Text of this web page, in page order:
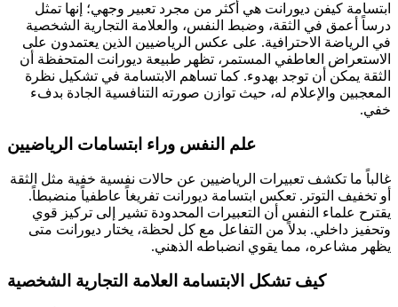
ابتسامة كيفن ديورانت هي أكثر من مجرد تعبير وجهي؛ إنها تمثل
درساً أعمق في الثقة، وضبط النفس، والعلامة التجارية الشخصية
في الرياضة الاحترافية. على عكس الرياضيين الذين يعتمدون على
الاستعراض العاطفي المستمر، تظهر طبيعة ديورانت المتحفظة أن
الثقة يمكن أن توجد بهدوء. كما تساهم الابتسامة في تشكيل نظرة
المعجبين والإعلام له، حيث توازن صورته التنافسية الجادة بدفء
خفي.
علم النفس وراء ابتسامات الرياضيين
غالباً ما تكشف تعبيرات الرياضيين عن حالات نفسية خفية مثل الثقة
أو تخفيف التوتر. تعكس ابتسامة ديورانت تفريغاً عاطفياً منضبطاً.
يقترح علماء النفس أن التعبيرات المحدودة تشير إلى تركيز قوي
وتحفيز داخلي. بدلاً من التفاعل مع كل لحظة، يختار ديورانت متى
يظهر مشاعره، مما يقوي انضباطه الذهني.
كيف تشكل الابتسامة العلامة التجارية الشخصية